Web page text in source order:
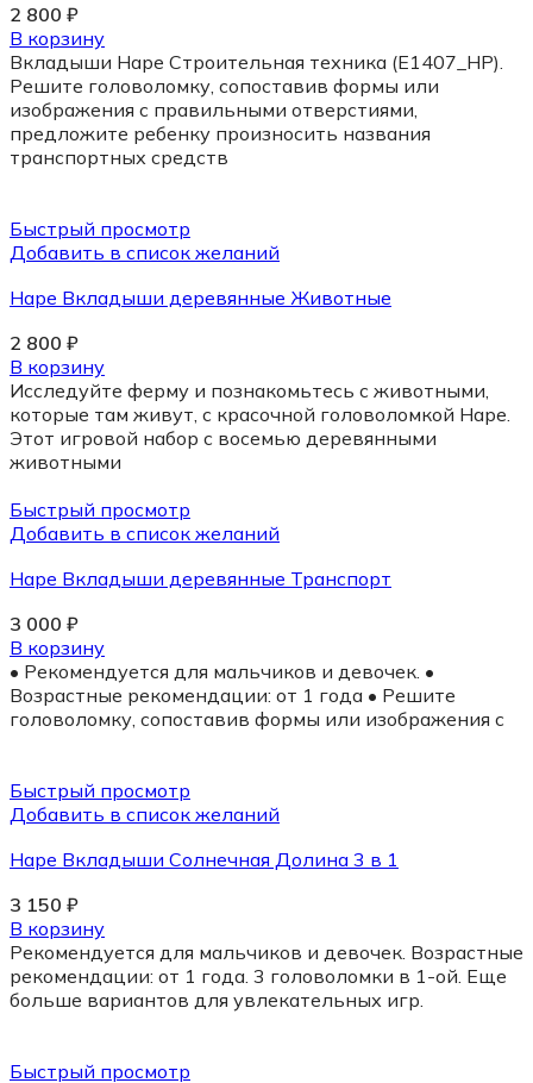
2 800 ₽
В корзину
Вкладыши Hape Строительная техника (E1407_HP).
Решите головоломку, сопоставив формы или
изображения с правильными отверстиями,
предложите ребенку произносить названия
транспортных средств
Быстрый просмотр
Добавить в список желаний
Hape Вкладыши деревянные Животные
2 800 ₽
В корзину
Исследуйте ферму и познакомьтесь с животными,
которые там живут, с красочной головоломкой Hape.
Этот игровой набор с восемью деревянными
животными
Быстрый просмотр
Добавить в список желаний
Hape Вкладыши деревянные Транспорт
3 000 ₽
В корзину
• Рекомендуется для мальчиков и девочек. •
Возрастные рекомендации: от 1 года • Решите
головоломку, сопоставив формы или изображения с
Быстрый просмотр
Добавить в список желаний
Hape Вкладыши Солнечная Долина 3 в 1
3 150 ₽
В корзину
Рекомендуется для мальчиков и девочек. Возрастные
рекомендации: от 1 года. 3 головоломки в 1-ой. Еще
больше вариантов для увлекательных игр.
Быстрый просмотр